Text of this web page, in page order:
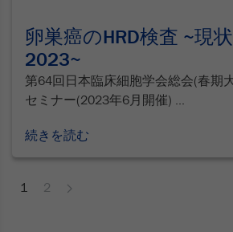
卵巣癌のHRD検査 ~現
2023~
第64回日本臨床細胞学会総会(春
セミナー(2023年6月開催) ...
続きを読む
1 2